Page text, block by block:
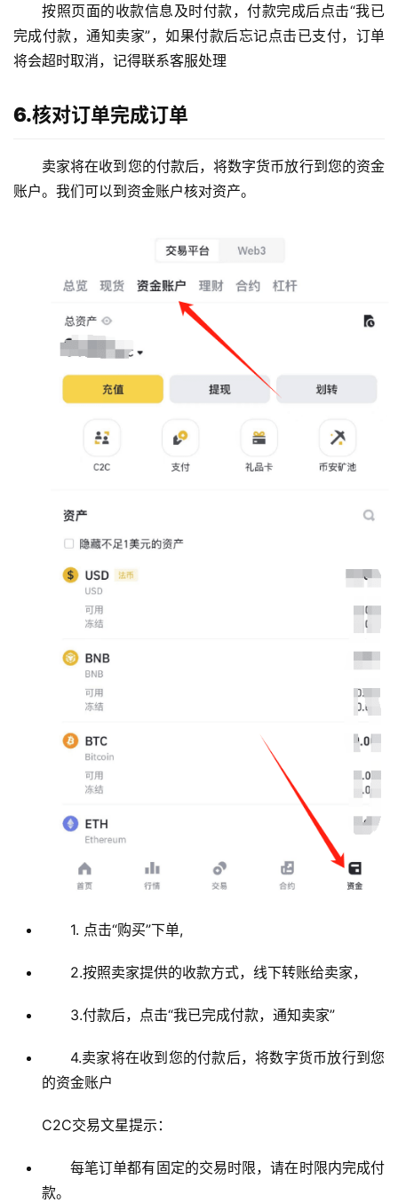
新
按照页面的收款信息及时付款，付款完成后点击“我已
完成付款，通知卖家”，如果付款后忘记点击已支付，订单
将会超时取消，记得联系客服处理
6.核对订单完成订单
卖家将在收到您的付款后，将数字货币放行到您的资金
账户。我们可以到资金账户核对资产。
1. 点击“购买”下单,
2.按照卖家提供的收款方式，线下转账给卖家，
3.付款后，点击“我已完成付款，通知卖家”
4.卖家将在收到您的付款后，将数字货币放行到您
的资金账户
C2C交易文星提示：
每笔订单都有固定的交易时限，请在时限内完成付
款。